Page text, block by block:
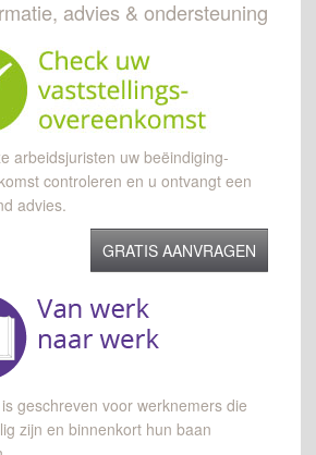
advies & ondersteuning
arbeidsjuristen uw beëindiging-
controleren en u ontvangt een
advies.
GRATIS AANVRAGEN
geschreven voor werknemers die
zijn en binnenkort hun baan